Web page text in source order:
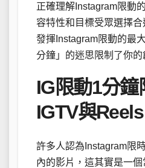
正確理解Instagram限動
容特性和目標受眾選擇
發揮Instagram限動的最
分鐘」的迷思限制了你的
IG限動1分鐘
IGTV與Reels
許多人認為Instagram限
內的影片，這其實是一